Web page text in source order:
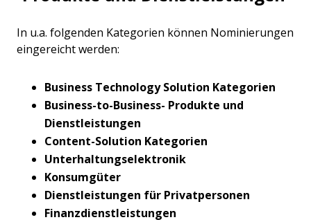
In u.a. folgenden Kategorien können Nominierungen
eingereicht werden:
Business Technology Solution Kategorien
Business-to-Business- Produkte und
Dienstleistungen
Content-Solution Kategorien
Unterhaltungselektronik
Konsumgüter
Dienstleistungen für Privatpersonen
Finanzdienstleistungen